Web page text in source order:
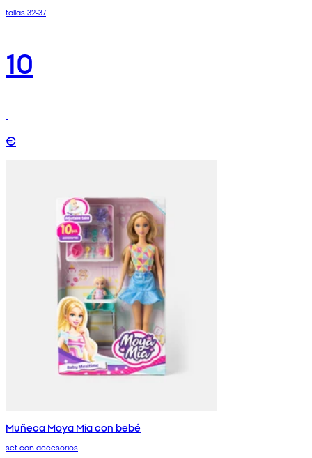
tallas 32-37
10
€
Muñeca Moya Mia con bebé
set con accesorios